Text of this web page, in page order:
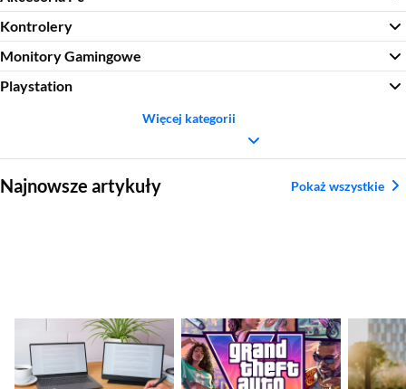
Kontrolery
Monitory Gamingowe
Playstation
Więcej kategorii
Najnowsze artykuły Pokaż wszystkie
Jaki monitor
przenośny do laptopa
wybrać? Ranking
GTA VI – premiera
coraz bliżej. Rockstar
Games wkrótce
zaprezentuję
–